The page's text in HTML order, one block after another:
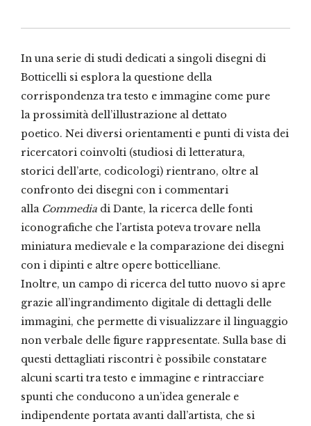
quantità
In una serie di studi dedicati a singoli disegni di
Botticelli si esplora la questione della
corrispondenza tra testo e immagine come pure
la prossimità dell’illustrazione al dettato
poetico. Nei diversi orientamenti e punti di vista dei
ricercatori coinvolti (studiosi di letteratura,
storici dell’arte, codicologi) rientrano, oltre al
confronto dei disegni con i commentari
alla Commedia di Dante, la ricerca delle fonti
iconografiche che l’artista poteva trovare nella
miniatura medievale e la comparazione dei disegni
con i dipinti e altre opere botticelliane.
Inoltre, un campo di ricerca del tutto nuovo si apre
grazie all’ingrandimento digitale di dettagli delle
immagini, che permette di visualizzare il linguaggio
non verbale delle figure rappresentate. Sulla base di
questi dettagliati riscontri è possibile constatare
alcuni scarti tra testo e immagine e rintracciare
spunti che conducono a un’idea generale e
indipendente portata avanti dall’artista, che si